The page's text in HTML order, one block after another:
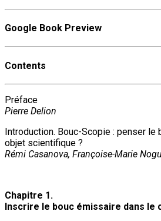
Google Book Preview
Contents
Préface
Pierre Delion
Introduction. Bouc-Scopie : penser le
objet scientifique ?
Rémi Casanova, Françoise-Marie
Chapitre 1.
Inscrire le bouc émissaire dans le